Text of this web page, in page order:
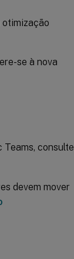
se à nova
consulte
devem mover